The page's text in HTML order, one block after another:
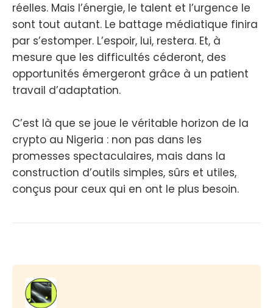
réelles. Mais l’énergie, le talent et l’urgence le
sont tout autant. Le battage médiatique finira
par s’estomper. L’espoir, lui, restera. Et, à
mesure que les difficultés céderont, des
opportunités émergeront grâce à un patient
travail d’adaptation.
C’est là que se joue le véritable horizon de la
crypto au Nigeria : non pas dans les
promesses spectaculaires, mais dans la
construction d’outils simples, sûrs et utiles,
conçus pour ceux qui en ont le plus besoin.